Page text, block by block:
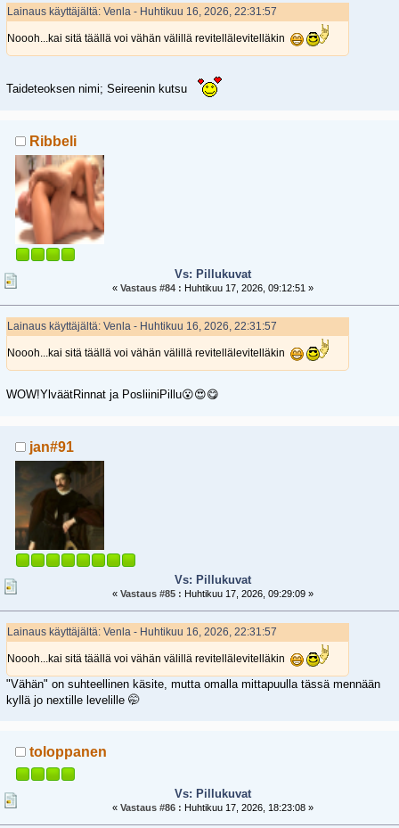
Lainaus käyttäjältä: Venla - Huhtikuu 16, 2026, 22:31:57
Noooh...kai sitä täällä voi vähän välillä revitellälevitelläkin
Taideteoksen nimi; Seireenin kutsu
Ribbeli
Vs: Pillukuvat
«Vastaus #84 : Huhtikuu 17, 2026, 09:12:51 »
Lainaus käyttäjältä: Venla - Huhtikuu 16, 2026, 22:31:57
Noooh...kai sitä täällä voi vähän välillä revitellälevitelläkin
WOW!YlväätRinnat ja PosliiniPillu😮😍😋
jan#91
Vs: Pillukuvat
«Vastaus #85 : Huhtikuu 17, 2026, 09:29:09 »
Lainaus käyttäjältä: Venla - Huhtikuu 16, 2026, 22:31:57
Noooh...kai sitä täällä voi vähän välillä revitellälevitelläkin
"Vähän" on suhteellinen käsite, mutta omalla mittapuulla tässä mennään
kyllä jo nextille levelille 🤭
toloppanen
Vs: Pillukuvat
«Vastaus #86 : Huhtikuu 17, 2026, 18:23:08 »